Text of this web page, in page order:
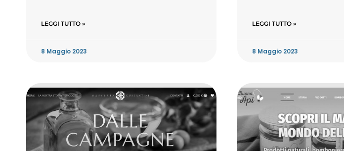
LEGGI TUTTO »
8 Maggio 2023
LEGGI TUTTO »
8 Maggio 2023